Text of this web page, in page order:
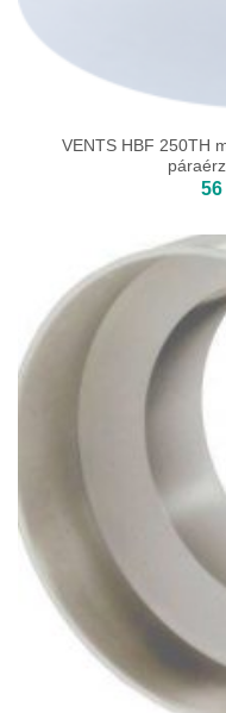
VENTS HBF 250TH
56